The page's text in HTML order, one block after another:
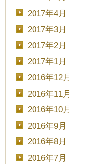
2017年4月
2017年3月
2017年2月
2017年1月
2016年12月
2016年11月
2016年10月
2016年9月
2016年8月
2016年7月